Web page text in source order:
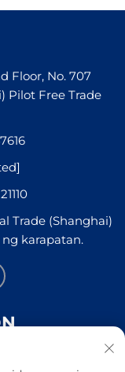
Floor, No. 707
Pilot Free Trade
Trade (Shanghai)
ng karapatan.
ng aming